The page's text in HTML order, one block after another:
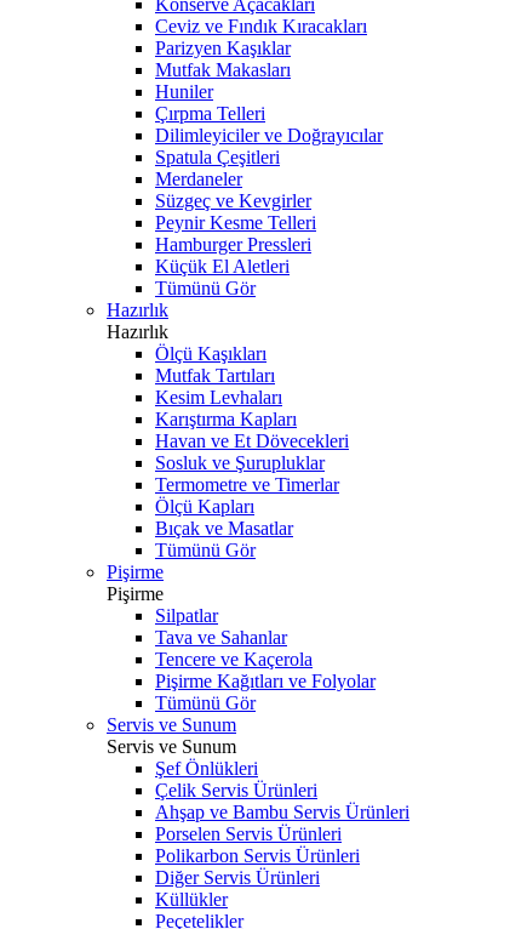
Konserve Açacakları
Ceviz ve Fındık Kıracakları
Parizyen Kaşıklar
Mutfak Makasları
Huniler
Çırpma Telleri
Dilimleyiciler ve Doğrayıcılar
Spatula Çeşitleri
Merdaneler
Süzgeç ve Kevgirler
Peynir Kesme Telleri
Hamburger Pressleri
Küçük El Aletleri
Tümünü Gör
Hazırlık
Hazırlık
Ölçü Kaşıkları
Mutfak Tartıları
Kesim Levhaları
Karıştırma Kapları
Havan ve Et Dövecekleri
Sosluk ve Şurupluklar
Termometre ve Timerlar
Ölçü Kapları
Bıçak ve Masatlar
Tümünü Gör
Pişirme
Pişirme
Silpatlar
Tava ve Sahanlar
Tencere ve Kaçerola
Pişirme Kağıtları ve Folyolar
Tümünü Gör
Servis ve Sunum
Servis ve Sunum
Şef Önlükleri
Çelik Servis Ürünleri
Ahşap ve Bambu Servis Ürünleri
Porselen Servis Ürünleri
Polikarbon Servis Ürünleri
Diğer Servis Ürünleri
Küllükler
Peçetelikler